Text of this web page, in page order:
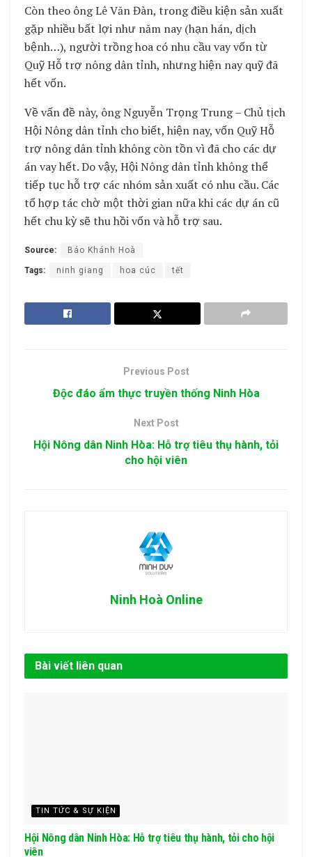
Còn theo ông Lê Văn Đàn, trong điều kiện sản xuất
gặp nhiều bất lợi như năm nay (hạn hán, dịch
bệnh…), người trồng hoa có nhu cầu vay vốn từ
Quỹ Hỗ trợ nông dân tỉnh, nhưng hiện nay quỹ đã
hết vốn.
Về vấn đề này, ông Nguyễn Trọng Trung – Chủ tịch
Hội Nông dân tỉnh cho biết, hiện nay, vốn Quỹ Hỗ
trợ nông dân tỉnh không còn tồn vì đã cho các dự
án vay hết. Do vậy, Hội Nông dân tỉnh không thể
tiếp tục hỗ trợ các nhóm sản xuất có nhu cầu. Các
tổ hợp tác chờ một thời gian nữa khi các dự án cũ
hết chu kỳ sẽ thu hồi vốn và hỗ trợ sau.
Source: Báo Khánh Hoà
Tags: ninh giang hoa cúc tết
Previous Post
Độc đáo ẩm thực truyền thống Ninh Hòa
Next Post
Hội Nông dân Ninh Hòa: Hỗ trợ tiêu thụ hành, tỏi
cho hội viên
Ninh Hoà Online
Bài viết liên quan
TIN TỨC & SỰ KIỆN
Hội Nông dân Ninh Hòa: Hỗ trợ tiêu thụ hành, tỏi cho hội
viên